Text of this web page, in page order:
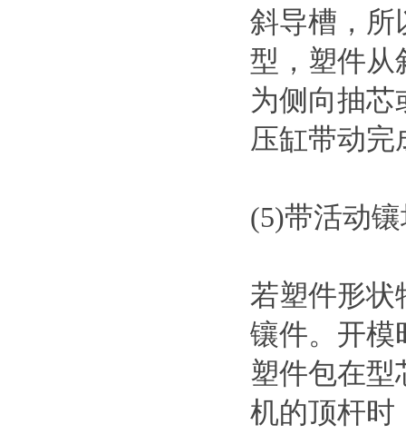
斜导槽，所
型，塑件从
为侧向抽芯
压缸带动完
(5)带活动
若塑件形状
镶件。开模
塑件包在型
机的顶杆时